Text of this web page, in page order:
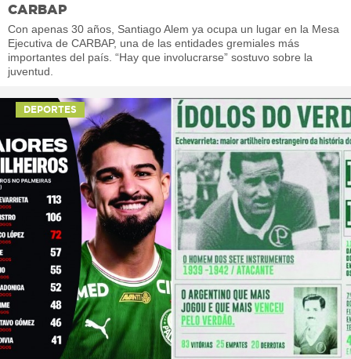
CARBAP
Con apenas 30 años, Santiago Alem ya ocupa un lugar en la Mesa
Ejecutiva de CARBAP, una de las entidades gremiales más
importantes del país. “Hay que involucrarse” sostuvo sobre la
juventud.
DEPORTES